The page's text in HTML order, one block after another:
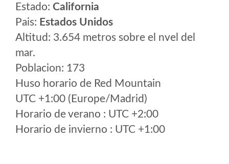
Estado: California
Pais: Estados Unidos
Altitud: 3.654 metros sobre el nvel del
mar.
Poblacion: 173
Huso horario de Red Mountain
UTC +1:00 (Europe/Madrid)
Horario de verano : UTC +2:00
Horario de invierno : UTC +1:00